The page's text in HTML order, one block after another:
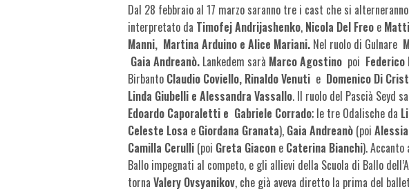
Dal 28 febbraio al 17 marzo saranno tre i cast che si
interpretato da Timofej Andrijashenko, Nicola Del Freo e
Manni, Martina Arduino e Alice Mariani. Nel ruolo di Gulnare
Gaia Andreanò. Lankedem sarà Marco Agostino poi Federico
Birbanto Claudio Coviello, Rinaldo Venuti e Domenico Di
Linda Giubelli e Alessandra Vassallo. Il ruolo del Pascià Seyd
Edoardo Caporaletti e Gabriele Corrado; le tre Odalische da
Celeste Losa e Giordana Granata), Gaia Andreanò (poi
Camilla Cerulli (poi Greta Giacon e Caterina Bianchi).
Ballo impegnati al competo, e gli allievi della Scuola di Ballo
tornaValery Ovsyanikov, che già aveva diretto la prima del